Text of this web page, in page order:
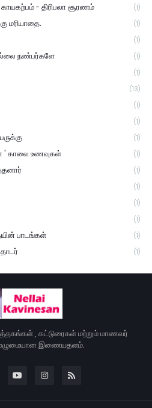
- திரிபலா சூரணம் (1)
மரியாதை. (1)
(1)
நண்பர்களே (1)
(1)
(13)
(1)
(1)
(1)
காலை உணவுகள் (1)
(1)
(1)
(1)
(1)
பாடங்கள் (1)
(1)
, கட்டுரைகள் மற்றும் மாணவர்
இணையதளம்.